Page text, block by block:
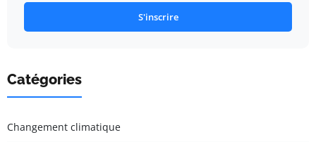
S'inscrire
Catégories
Changement climatique